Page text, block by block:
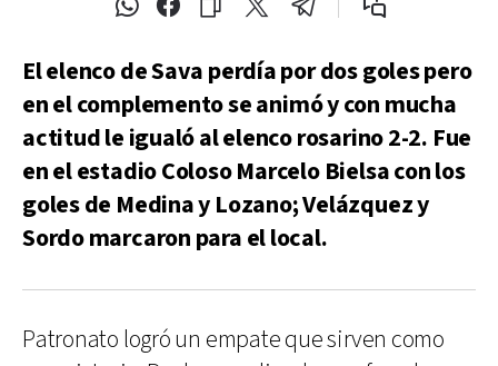
El elenco de Sava perdía por dos goles pero
en el complemento se animó y con mucha
actitud le igualó al elenco rosarino 2-2. Fue
en el estadio Coloso Marcelo Bielsa con los
goles de Medina y Lozano; Velázquez y
Sordo marcaron para el local.
Patronato logró un empate que sirven como